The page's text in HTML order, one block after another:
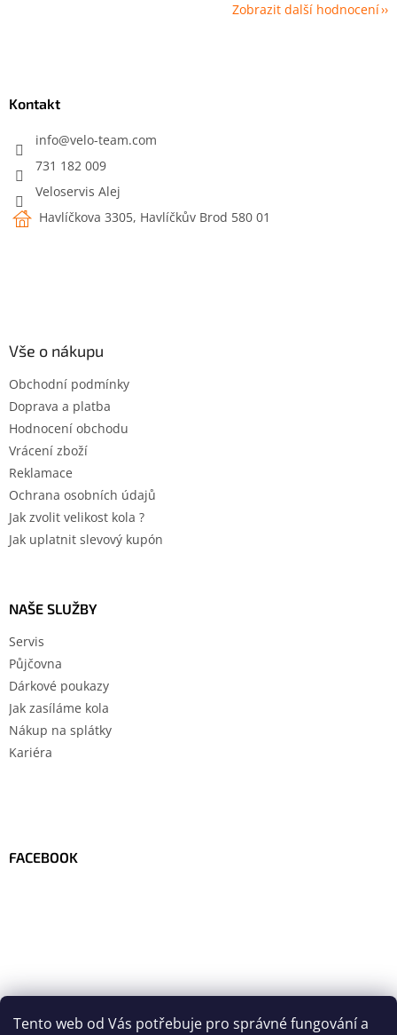
Tento web od Vás potřebuje pro správné fungování a
Zobrazit další hodnocení
Kontakt
info@velo-team.com
731 182 009
Veloservis Alej
Havlíčkova 3305, Havlíčkův Brod 580 01
Vše o nákupu
Obchodní podmínky
Doprava a platba
Hodnocení obchodu
Vrácení zboží
Reklamace
Ochrana osobních údajů
Jak zvolit velikost kola ?
Jak uplatnit slevový kupón
NAŠE SLUŽBY
Servis
Půjčovna
Dárkové poukazy
Jak zasíláme kola
Nákup na splátky
Kariéra
FACEBOOK